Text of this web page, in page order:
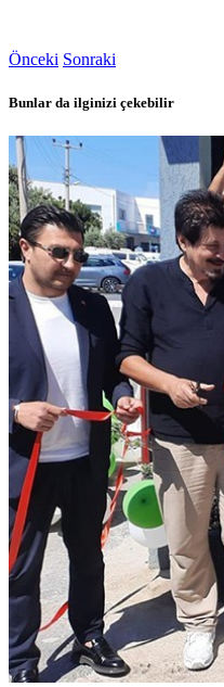
Önceki Sonraki
Bunlar da ilginizi çekebilir